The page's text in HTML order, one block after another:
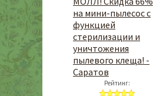
Рейтинг: